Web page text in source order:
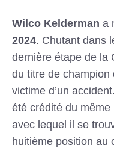
Wilco Kelderman a
2024. Chutant dans
dernière étape de la
du titre de
victime d’un
été crédité du
avec lequel il se
huitième position au